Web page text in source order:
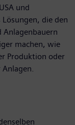
und
die den
Anlagenbauern
machen, wie
Produktion oder